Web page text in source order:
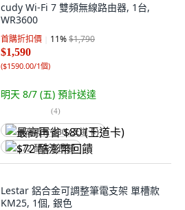
cudy Wi-Fi 7 雙頻無線路由器, 1台,
WR3600
首購折扣價 11%$1,790
$1,590
($1590.00/1個)
明天 8/7 (五) 預計送達
(4)
最高再省 $80 (王道卡)
$72 酷澎幣回饋
Lestar 鋁合金可調整筆電支架 單槽款
KM25, 1個, 銀色